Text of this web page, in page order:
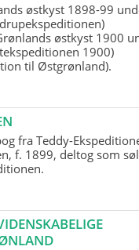
østkyst 1898-99
østkyst 1900
1900)
til Østgrønland).
fra Teddy-
f. 1899, deltog som